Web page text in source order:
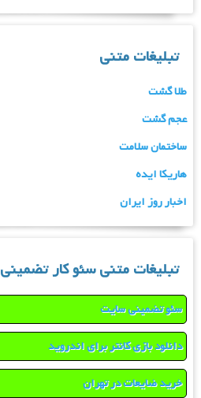
تبلیغات متنی
طلا گشت
عجم گشت
ساختمان سلامت
هاریکا ایده
اخبار روز ایران
تبلیغات متنی سئو کار تضمینی
سئو تضمینی سایت
دانلود بازی کانتر برای اندروید
خرید ضایعات در تهران